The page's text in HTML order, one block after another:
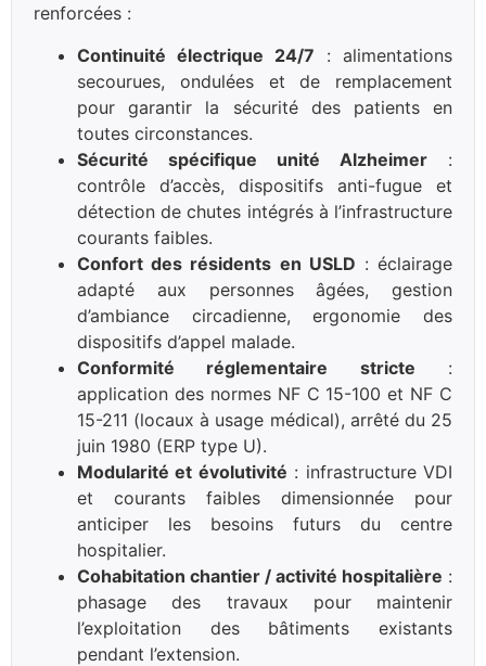
renforcées :
Continuité électrique 24/7 : alimentations
secourues, ondulées et de remplacement
pour garantir la sécurité des patients en
toutes circonstances.
Sécurité spécifique unité Alzheimer :
contrôle d’accès, dispositifs anti-fugue et
détection de chutes intégrés à l’infrastructure
courants faibles.
Confort des résidents en USLD : éclairage
adapté aux personnes âgées, gestion
d’ambiance circadienne, ergonomie des
dispositifs d’appel malade.
Conformité réglementaire stricte :
application des normes NF C 15-100 et NF C
15-211 (locaux à usage médical), arrêté du 25
juin 1980 (ERP type U).
Modularité et évolutivité : infrastructure VDI
et courants faibles dimensionnée pour
anticiper les besoins futurs du centre
hospitalier.
Cohabitation chantier / activité hospitalière :
phasage des travaux pour maintenir
l’exploitation des bâtiments existants
pendant l’extension.